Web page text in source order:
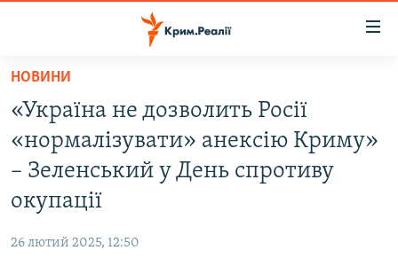
Перейти
основного
матеріалу
Перейти
основної
Перейти
ВОДА.КРИМ
ВІДЕО ТА ФОТО
НОВИНИ
«Україна не дозволить Росії
«нормалізувати» анексію Криму»
– Зеленський у День спротиву
окупації
26 лютий 2025, 12:50